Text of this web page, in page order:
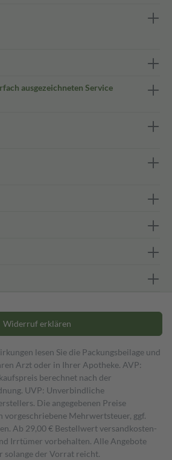
ausgezeichneten Service
Widerruf erklären
lesen Sie die Packungsbeilage und
Arzt oder in Ihrer Apotheke. AVP:
berechnet nach der
UVP: Unverbindliche
Die angegebenen Preise
vorgeschriebene Mehrwertsteuer, ggf.
Ab 29,00 € Bestell­wert versand­kosten­
Irrtümer vorbehalten. Alle Angebote
solange der Vorrat reicht.